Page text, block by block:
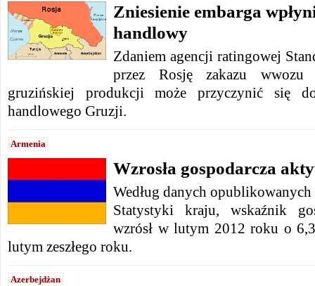
Zniesienie embarga
handlowy
Zdaniem agencji ratingowej
przez Rosję zakazu
gruzińskiej produkcji może przyczynić się
handlowego Gruzji.
Armenia
Wzrosła gospodarcza
Według danych opublikowanych
Statystyki kraju, wskaźnik
wzrósł w lutym 2012 roku o
lutym zeszłego roku.
Azerbejdżan